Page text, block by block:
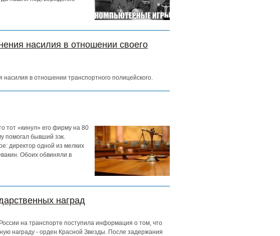
насилия в отношении своего
в отношении транспортного полицейского.
тот «кинул» его фирму на 80
помогал бывший зэк.
директор одной из мелких
Обоих обвиняли в
наград
на транспорте поступила информация о том, что
награду - орден Красной Звезды. После задержания